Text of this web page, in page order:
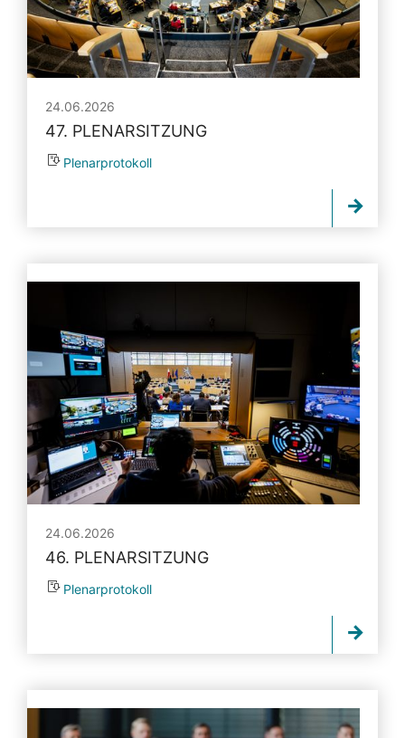
24.06.2026
47. PLENARSITZUNG
Plenarprotokoll
24.06.2026
46. PLENARSITZUNG
Plenarprotokoll